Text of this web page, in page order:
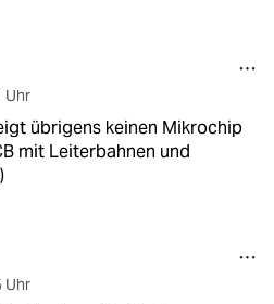
Uhr
übrigens keinen Mikrochip
mit Leiterbahnen und
Uhr